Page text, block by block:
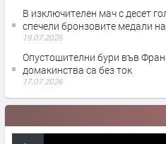
В изключителен мач с десет
спечели бронзовите медали
19.07.2026
Опустошителни бури във
домакинства са без ток
17.07.2026